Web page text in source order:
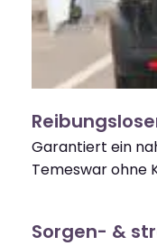
Garantiert ein
Temeswar ohne
Sorgen- &